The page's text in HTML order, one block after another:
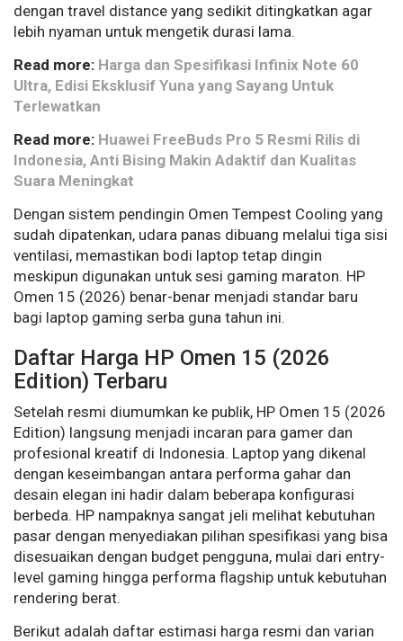
dengan travel distance yang sedikit ditingkatkan agar
lebih nyaman untuk mengetik durasi lama.
Read more: Harga dan Spesifikasi Infinix Note 60
Ultra, Edisi Eksklusif Yuna yang Sayang Untuk
Terlewatkan
Read more: Huawei FreeBuds Pro 5 Resmi Rilis di
Indonesia, Anti Bising Makin Adaktif dan Kualitas
Suara Meningkat
Dengan sistem pendingin Omen Tempest Cooling yang
sudah dipatenkan, udara panas dibuang melalui tiga sisi
ventilasi, memastikan bodi laptop tetap dingin
meskipun digunakan untuk sesi gaming maraton. HP
Omen 15 (2026) benar-benar menjadi standar baru
bagi laptop gaming serba guna tahun ini.
Daftar Harga HP Omen 15 (2026
Edition) Terbaru
Setelah resmi diumumkan ke publik, HP Omen 15 (2026
Edition) langsung menjadi incaran para gamer dan
profesional kreatif di Indonesia. Laptop yang dikenal
dengan keseimbangan antara performa gahar dan
desain elegan ini hadir dalam beberapa konfigurasi
berbeda. HP nampaknya sangat jeli melihat kebutuhan
pasar dengan menyediakan pilihan spesifikasi yang bisa
disesuaikan dengan budget pengguna, mulai dari entry-
level gaming hingga performa flagship untuk kebutuhan
rendering berat.
Berikut adalah daftar estimasi harga resmi dan varian